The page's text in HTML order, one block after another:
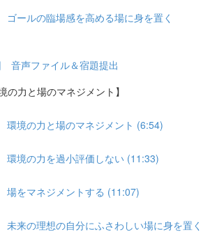
ールの臨場感を高める場に身を置く
音声ファイル＆宿題提出
力と場のマネジメント】
境の力と場のマネジメント (6:54)
境の力を過小評価しない (11:33)
場をマネジメントする (11:07)
来の理想の自分にふさわしい場に身を置く